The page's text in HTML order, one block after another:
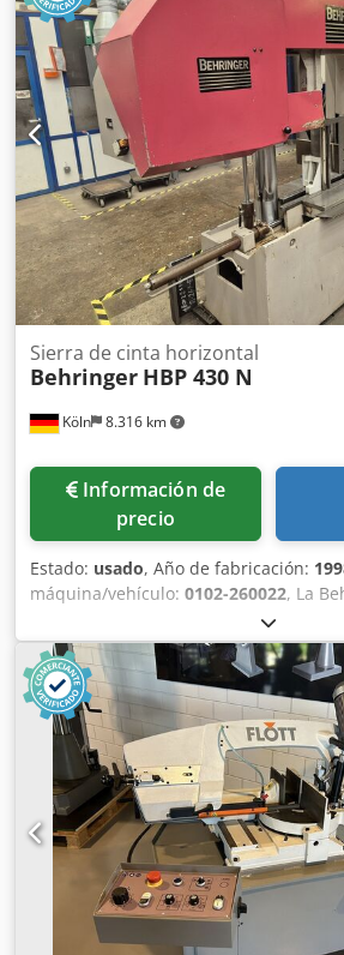
Köln 8.316 km
Sierra de cinta horizontal
Behringer HBP 430 N
Información de
precio
Estado: usado, Año de fabricación:
máquina/vehículo: 0102-260022, La
una sierra de cinta horizontal de
para uso profesional en el
ideal para cortar con precisión
perfiles, y destaca por su
precisión de corte. La máquina está
rectos; según la configuración,
a inglete de hasta 45°. Con un área
o 600 × 430 mm y una velocidad de
forma continua de 17 a 110 m/min, es
potente motor de sierra de 7,5 kW, el
hidráulico de la pieza y el sistema de
litros garantizan un funcionamiento
un peso de 2.100 kg, la HBP 430N
estabilidad y es ideal para el uso